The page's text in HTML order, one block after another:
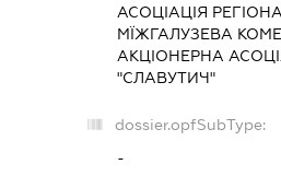
АСОЦІАЦІЯ
МЇЖГАЛУЗЕВА
АКЦІОНЕРНА
"СЛАВУТИЧ"
dossier.opfSubType:
-